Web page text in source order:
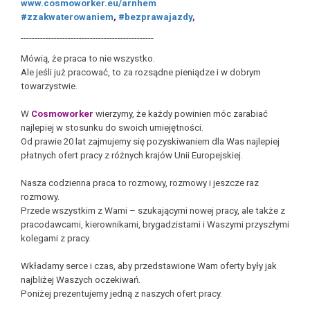
www.cosmoworker.eu/arnhem
#zzakwaterowaniem, #bezprawajazdy,
------------------------------------------------
Mówią, że praca to nie wszystko.
Ale jeśli już pracować, to za rozsądne pieniądze i w dobrym
towarzystwie.
W Cosmoworker wierzymy, że każdy powinien móc zarabiać
najlepiej w stosunku do swoich umiejętności.
Od prawie 20 lat zajmujemy się pozyskiwaniem dla Was najlepiej
płatnych ofert pracy z różnych krajów Unii Europejskiej.
Nasza codzienna praca to rozmowy, rozmowy i jeszcze raz
rozmowy.
Przede wszystkim z Wami – szukającymi nowej pracy, ale także z
pracodawcami, kierownikami, brygadzistami i Waszymi przyszłymi
kolegami z pracy.
Wkładamy serce i czas, aby przedstawione Wam oferty były jak
najbliżej Waszych oczekiwań.
Poniżej prezentujemy jedną z naszych ofert pracy.